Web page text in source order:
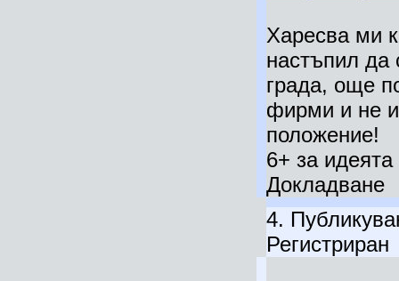
Харесва ми
настъпил да
града, още
фирми и не
положение!
6+ за идеята
Докладване
4.
Регистриран